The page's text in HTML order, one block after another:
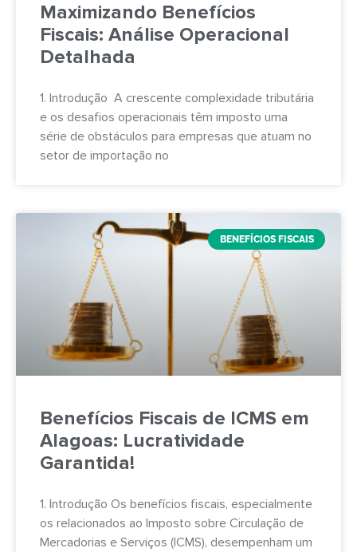
Maximizando Benefícios
Fiscais: Análise Operacional
Detalhada
1. Introdução A crescente complexidade tributária
e os desafios operacionais têm imposto uma
série de obstáculos para empresas que atuam no
setor de importação no
BENEFÍCIOS FISCAIS
Benefícios Fiscais de ICMS em
Alagoas: Lucratividade
Garantida!
1. Introdução Os benefícios fiscais, especialmente
os relacionados ao Imposto sobre Circulação de
Mercadorias e Serviços (ICMS), desempenham um